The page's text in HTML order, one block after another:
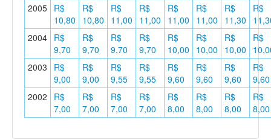
2005 R$
10,80
R$
10,80
R$
11,00
R$
11,00
R$
11,00
R$
11,00
R$
11,30
R$
2004 R$
9,70
R$
9,70
R$
9,70
R$
9,70
R$
10,00
R$
10,00
R$
10,00
R$
2003
R$
9,00
R$
9,00
R$
9,55
R$
9,55
R$
9,60
R$
9,60
R$
9,60
R$
9,60
2002
R$
7,00
R$
7,00
R$
7,00
R$
7,00
R$
8,00
R$
8,00
R$
8,00
R$
8,00